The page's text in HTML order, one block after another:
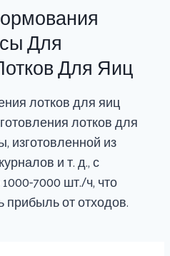
Для
Для Яиц
лотков для яиц
лотков для
изготовленной из
и т. д., с
7000 шт./ч, что
прибыль от отходов.